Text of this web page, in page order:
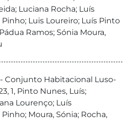
Luciana Rocha; Luís
Luis Loureiro; Luís Pinto
Ramos; Sónia Moura,
Conjunto Habitacional Luso-
1, Pinto Nunes, Luís;
Lourenço; Luís
Moura, Sónia; Rocha,